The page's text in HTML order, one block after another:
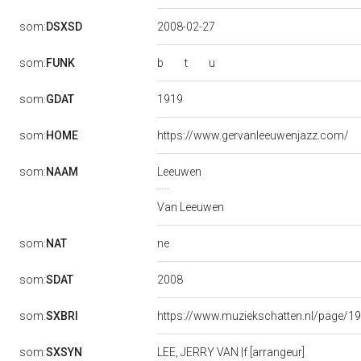
som:DSXSD 2008-02-27
som:FUNK b t u
som:GDAT 1919
som:HOME https://www.gervanleeuwenjazz.com/
som:NAAM Leeuwen
Van Leeuwen
som:NAT ne
som:SDAT 2008
som:SXBRI https://www.muziekschatten.nl/page/
som:SXSYN LEE, JERRY VAN |f [arrangeur]